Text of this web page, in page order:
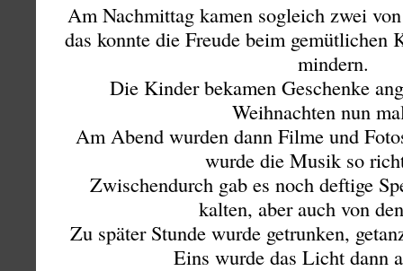
Am Nachmittag kamen sogleich zwei
das konnte die Freude beim gemütlichen
mindern.
Die Kinder bekamen Geschenke
Weihnachten nun
Am Abend wurden dann Filme und
wurde die Musik so
Zwischendurch gab es noch deftige
kalten, aber auch von
Zu später Stunde wurde getrunken,
Eins wurde das Licht dann